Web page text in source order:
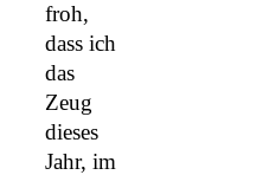
froh,
dass ich
das
Zeug
dieses
Jahr, im